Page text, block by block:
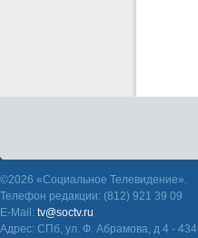
©2026 «Социальное Телевидение».
Телефон редакции: (812) 921 39 09
E-Mail: tv@soctv.ru
Адрес: СПб, ул. Ф. Абрамова, д 4 - 434